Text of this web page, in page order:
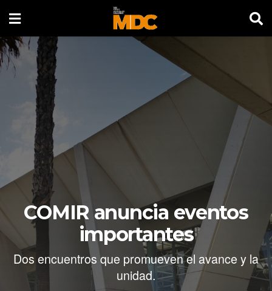
COMIR anuncia eventos
importantes
Dos encuentros que promueven el avance y la
unidad.